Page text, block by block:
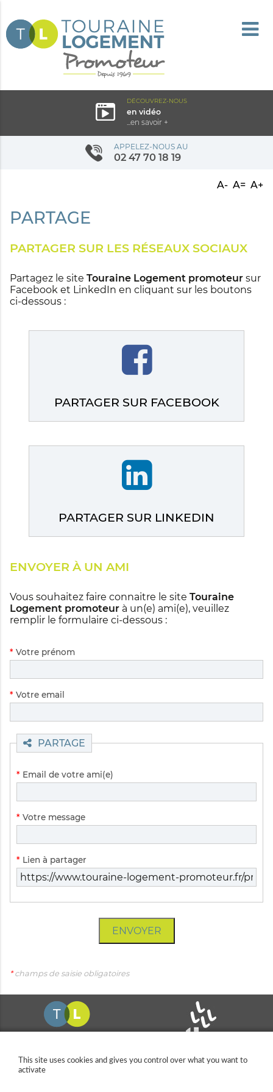
DÉCOUVREZ-NOUS
en vidéo
...en savoir +
APPELEZ-NOUS AU
02 47 70 18 19
A- A= A+
PARTAGE
PARTAGER SUR LES RÉSEAUX SOCIAUX
Partagez le site Touraine Logement promoteur sur
Facebook et LinkedIn en cliquant sur les boutons
ci-dessous :
PARTAGER SUR FACEBOOK
PARTAGER SUR LINKEDIN
ENVOYER À UN AMI
Vous souhaitez faire connaitre le site Touraine
Logement promoteur à un(e) ami(e), veuillez
remplir le formulaire ci-dessous :
Champ
obligatoire
Votre prénom
*
Champ
obligatoire
Votre email
*
PARTAGE
Champ
obligatoire
Email de votre ami(e)
*
Champ
obligatoire
Votre message
*
Champ
obligatoire
Lien à partager
*
ENVOYER
*champs de saisie obligatoires
This site uses cookies and gives you control over what you want to
activate